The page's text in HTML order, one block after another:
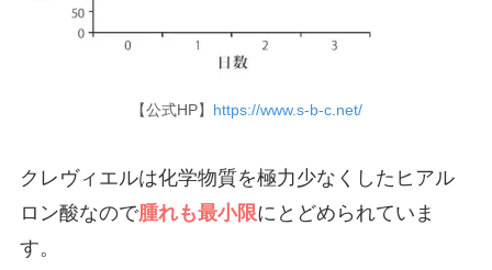
【公式HP】 https://www.s-b-c.net/
クレヴィエルは化学物質を極力少なくしたヒアル
ロン酸なので腫れも最小限にとどめられていま
す。